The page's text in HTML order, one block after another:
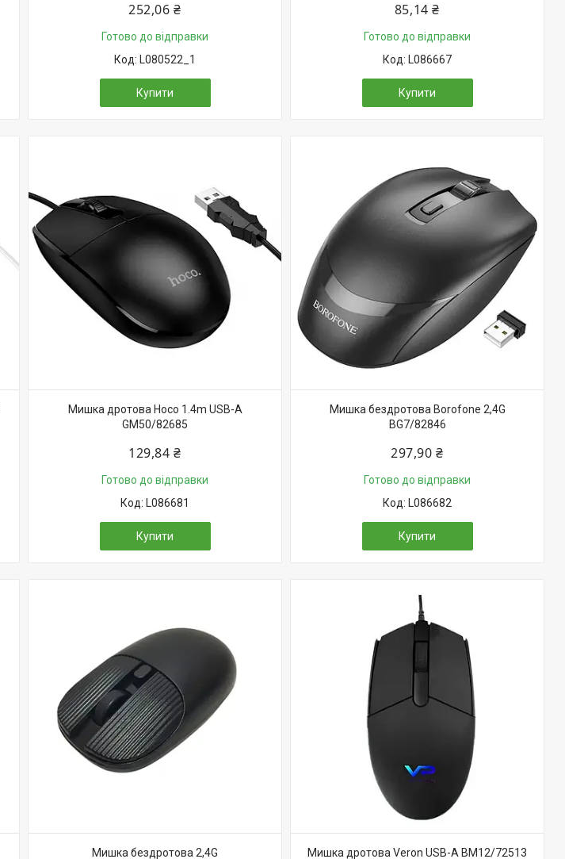
252,06 ₴
Готово до відправки
L080522_1
Купити
85,14 ₴
Готово до відправки
L086667
Купити
Мишка дротова Hoco 1.4m USB-A
GM50/82685
129,84 ₴
Готово до відправки
L086681
Купити
Мишка бездротова Borofone 2,4G
BG7/82846
297,90 ₴
Готово до відправки
L086682
Купити
Мишка бездротова 2,4G Мишка дротова Veron USB-A BM12/72513